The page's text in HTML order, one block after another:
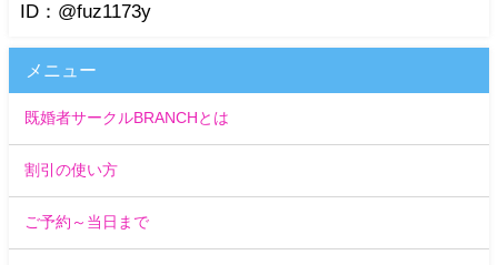
ID：@fuz1173y
メニュー
既婚者サークルBRANCHとは
割引の使い方
ご予約～当日まで